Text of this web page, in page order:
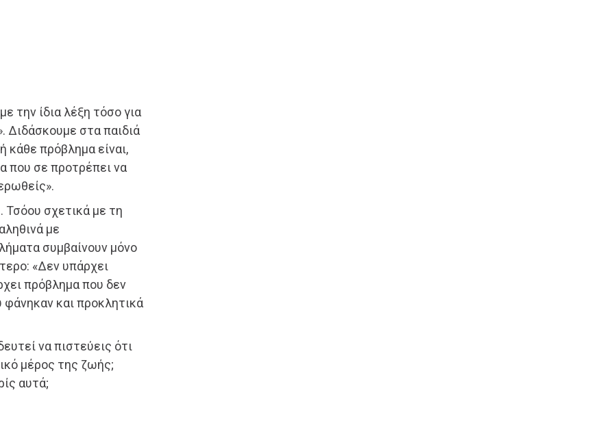
την ίδια λέξη τόσο για
Διδάσκουμε στα παιδιά
κάθε πρόβλημα είναι,
που σε προτρέπει να
Τσόου σχετικά με τη
με
συμβαίνουν μόνο
«Δεν υπάρχει
πρόβλημα που δεν
φάνηκαν και προκλητικά
να πιστεύεις ότι
μέρος της ζωής;
αυτά;